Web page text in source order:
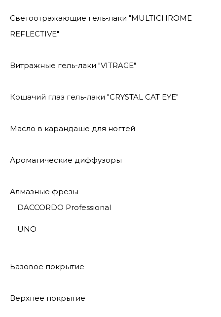
Светоотражающие гель-лаки "MULTICHROME
REFLECTIVE"
Витражные гель-лаки "VITRAGE"
Кошачий глаз гель-лаки "CRYSTAL CAT EYE"
Масло в карандаше для ногтей
Ароматические диффузоры
Алмазные фрезы
DACCORDO Professional
UNO
Базовое покрытие
Верхнее покрытие